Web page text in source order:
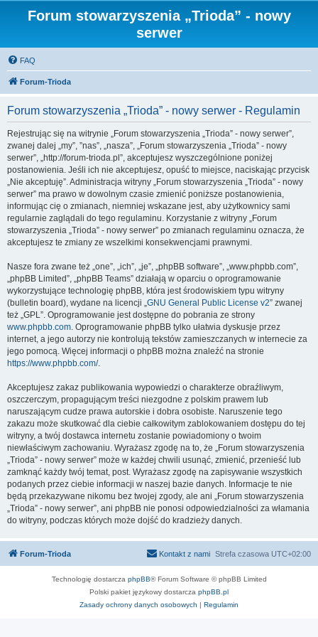
Forum stowarzyszenia „Trioda” - nowy
serwer
FAQ
Forum-Trioda
Forum stowarzyszenia „Trioda” - nowy serwer - Regulamin
Rejestrując się na witrynie „Forum stowarzyszenia „Trioda” - nowy serwer”,
zwanej dalej „my”, ”nas”, „nasza”, „Forum stowarzyszenia „Trioda” - nowy
serwer”, „http://forum-trioda.pl”, akceptujesz wyszczególnione poniżej
postanowienia. Jeśli ich nie akceptujesz, opuść to miejsce, naciskając przycisk
„Nie akceptuję”. Administracja witryny „Forum stowarzyszenia „Trioda” - nowy
serwer” ma prawo w dowolnym czasie zmienić poniższe postanowienia,
informując cię o zmianach, niemniej wskazane jest, aby użytkownicy sami
regularnie zaglądali do tego regulaminu. Korzystanie z witryny „Forum
stowarzyszenia „Trioda” - nowy serwer” po zmianach regulaminu oznacza, że
akceptujesz te zmiany ze wszelkimi konsekwencjami prawnymi.
Nasze fora zwane też „one”, „ich”, „je”, „phpBB software”, „www.phpbb.com”,
„phpBB Limited”, „phpBB Teams” działają w oparciu o oprogramowanie
wykorzystujące technologię phpBB, która jest środowiskiem typu witryny
(bulletin board), wydane na licencji „GNU General Public License v2” zwanej
też „GPL”. Oprogramowanie jest dostępne do pobrania ze strony
www.phpbb.com. Oprogramowanie phpBB tylko ułatwia dyskusje przez
internet, a jego autorzy nie kontrolują tekstów zamieszczanych w internecie za
jego pomocą. Więcej informacji o phpBB można znaleźć na stronie
https://www.phpbb.com/.
Akceptujesz zakaz publikowania wypowiedzi o charakterze obraźliwym,
oszczerczym, propagującym treści niezgodne z polskim prawem lub
naruszającym cudze prawa autorskie i dobra osobiste. Naruszenie tego
zakazu może skutkować dla ciebie całkowitym zablokowaniem dostępu do tej
witryny, a twój dostawca internetu zostanie powiadomiony o twoim
niewłaściwym zachowaniu. Wyrażasz zgodę na to, że „Forum stowarzyszenia
„Trioda” - nowy serwer” może w każdej chwili usunąć, zmienić, przenieść lub
zamknąć każdy twój temat, post. Wyrażasz zgodę na zapisywanie wszystkich
podanych przez ciebie informacji w naszej bazie danych. Informacje te nie
będą przekazywane nikomu bez twojej zgody, ale ani „Forum stowarzyszenia
„Trioda” - nowy serwer”, ani phpBB nie ponosi odpowiedzialności za włamania
do witryny, podczas których może dojść do kradzieży danych.
Forum-Trioda Strefa czasowa UTC+02:00
Kontakt z nami
Technologię dostarcza phpBB® Forum Software © phpBB Limited
Polski pakiet językowy dostarcza phpBB.pl
Zasady ochrony danych osobowych | Regulamin